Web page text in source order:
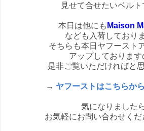
見せて合せたいベルト
本日は他にも Maison
なども入荷しており
そちらも本日ヤフースト
アップしております
是非ご覧いただければと
→ ヤフーストはこちらか
気になりました
お気軽にお問い合わせくだ